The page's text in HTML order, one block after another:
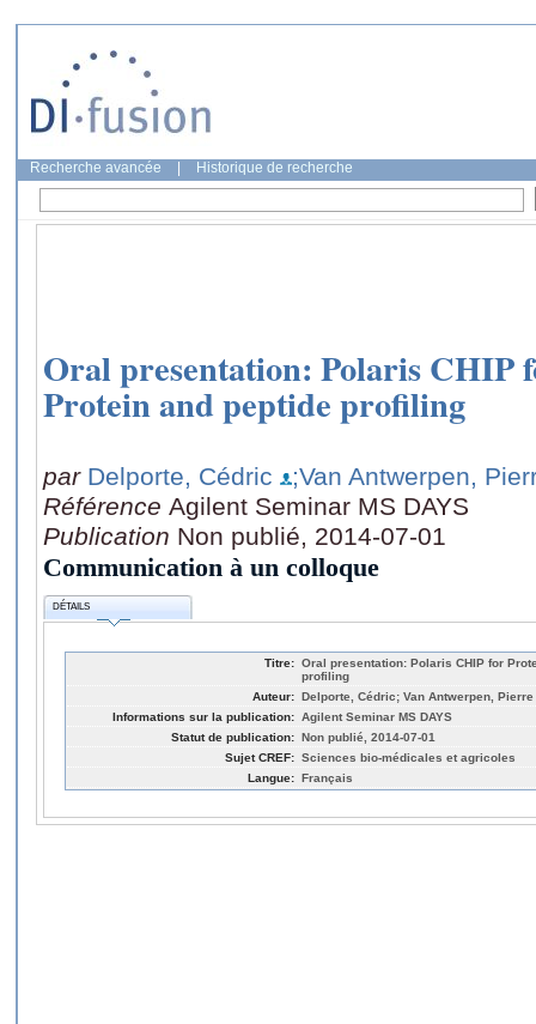
Recherche avancée Historique de recherche
Oral presentation: Polaris CHIP
Protein and peptide profiling
par Delporte, Cédric
;Van Antwerpen,
Référence Agilent Seminar MS DAYS
Publication Non publié, 2014-07-01
Communication à un colloque
DÉTAILS
Titre: Oral presentation: Polaris CHIP for
profiling
Auteur: Delporte, Cédric; Van Antwerpen, Pierre
Informations sur la publication: Agilent Seminar MS DAYS
Statut de publication: Non publié, 2014-07-01
Sujet CREF: Sciences bio-médicales et agricoles
Langue: Français